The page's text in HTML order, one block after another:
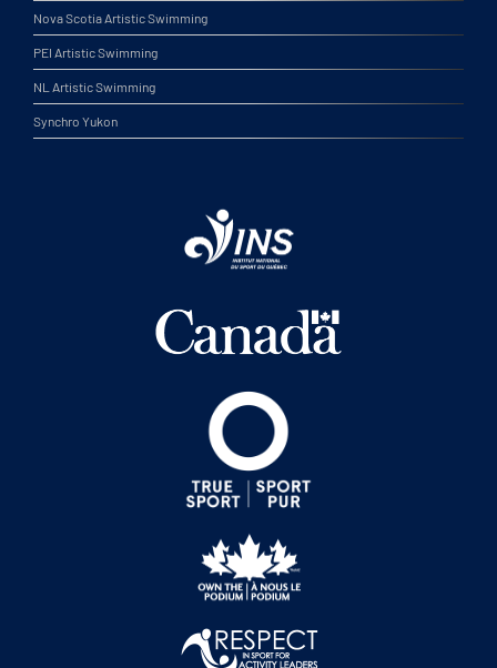
Nova Scotia Artistic Swimming
PEI Artistic Swimming
NL Artistic Swimming
Synchro Yukon